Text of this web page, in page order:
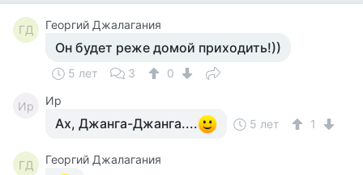
ГД Георгий Джалагания
Он будет реже домой приходить!))
5 лет 3 0
Ир Ир
Ах, Джанга-Джанга.... 5 лет 1
ГД
Георгий Джалагания